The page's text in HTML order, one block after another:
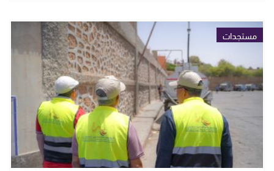
مستجدات